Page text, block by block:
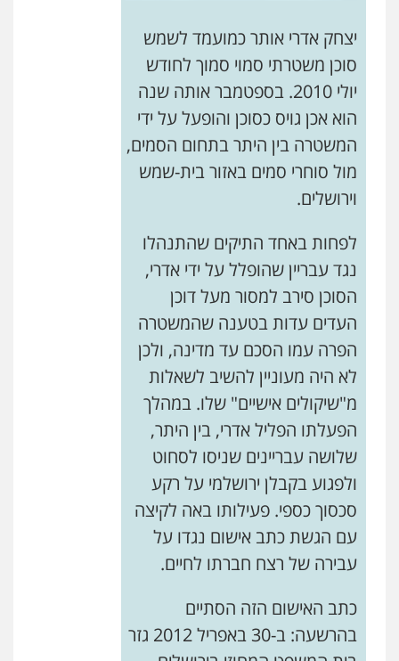
יצחק אדרי אותר כמועמד לשמש
סוכן משטרתי סמוי סמוך לחודש
יולי 2010. בספטמבר אותה שנה
הוא אכן גויס כסוכן והופעל על ידי
המשטרה בין היתר בתחום הסמים,
מול סוחרי סמים באזור בית-שמש
וירושלים.
לפחות באחד התיקים שהתנהלו
נגד עבריין שהופלל על ידי אדרי,
הסוכן סירב למסור מעל דוכן
העדים עדות בטענה שהמשטרה
הפרה עמו הסכם עד מדינה, ולכן
לא היה מעוניין להשיב לשאלות
מ"שיקולים אישיים" שלו. במהלך
הפעלתו הפליל אדרי, בין היתר,
שלושה עבריינים שניסו לסחוט
ולפגוע בקבלן ירושלמי על רקע
סכסוך כספי. פעילותו באה לקיצה
עם הגשת כתב אישום נגדו על
עבירה של רצח חברתו לחיים.
כתב האישום הזה הסתיים
בהרשעה: ב-30 באפריל 2012 גזר